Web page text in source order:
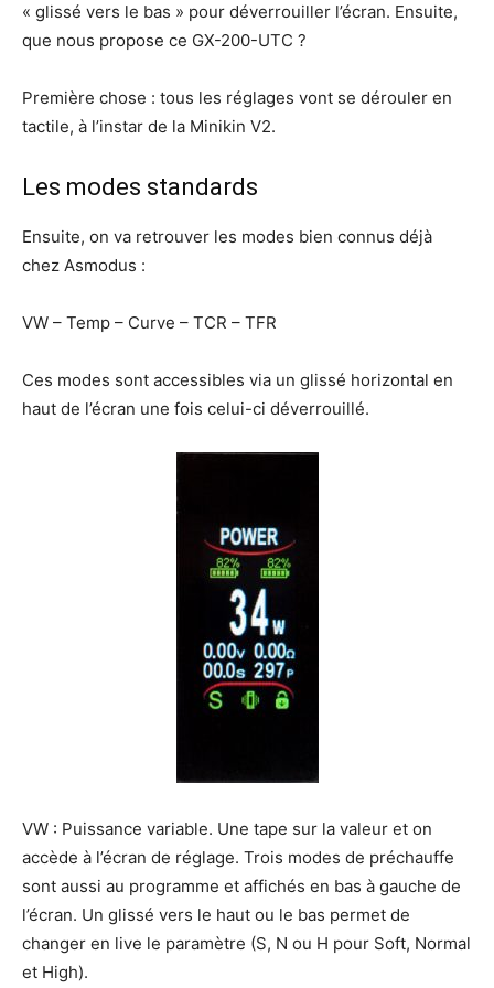
« glissé vers le bas » pour déverrouiller l’écran. Ensuite,
que nous propose ce GX-200-UTC ?
Première chose : tous les réglages vont se dérouler en
tactile, à l’instar de la Minikin V2.
Les modes standards
Ensuite, on va retrouver les modes bien connus déjà
chez Asmodus :
VW – Temp – Curve – TCR – TFR
Ces modes sont accessibles via un glissé horizontal en
haut de l’écran une fois celui-ci déverrouillé.
VW : Puissance variable. Une tape sur la valeur et on
accède à l’écran de réglage. Trois modes de préchauffe
sont aussi au programme et affichés en bas à gauche de
l’écran. Un glissé vers le haut ou le bas permet de
changer en live le paramètre (S, N ou H pour Soft, Normal
et High).